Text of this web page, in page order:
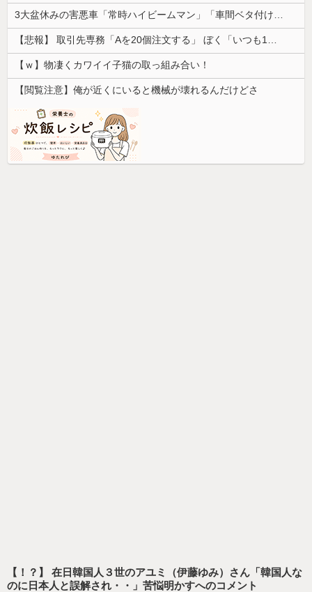
3大盆休みの害悪車「常時ハイビームマン」「車間ベタ付けマン」「法定速度絶対遵守マン」
【悲報】 取引先専務「Aを20個注文する」 ぼく「いつも1～2個しか使わないけど本当に20であってる？」 取専「あってる」→結果『こう』なったんだが...
【ｗ】物凄くカワイイ子猫の取っ組み合い！
【閲覧注意】俺が近くにいると機械が壊れるんだけどさ
【！？】 在日韓国人３世のアユミ（伊藤ゆみ）さん「韓国人な
のに日本人と誤解され・・」苦悩明かすへのコメント